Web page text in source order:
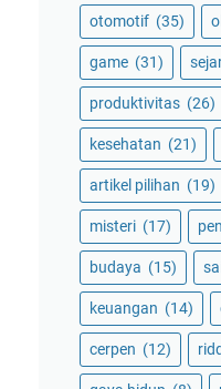
otomotif (35)
game (31)
produktivitas (26)
kesehatan (21)
artikel pilihan (19)
misteri (17)
budaya (15)
keuangan (14)
cerpen (12)